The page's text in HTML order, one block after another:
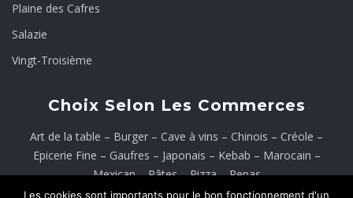
Plaine des Cafres
Salazie
Vingt-Troisième
Choix Selon Les Commerces
Art de la table – Burger – Cave à vins – Chinois – Créole –
Epicerie Fine – Gaufres – Japonais – Kebab – Marocain –
Mexican–Pâtes–Pizza–Repas
Les cookies sont importants pour le bon fonctionnement d'un